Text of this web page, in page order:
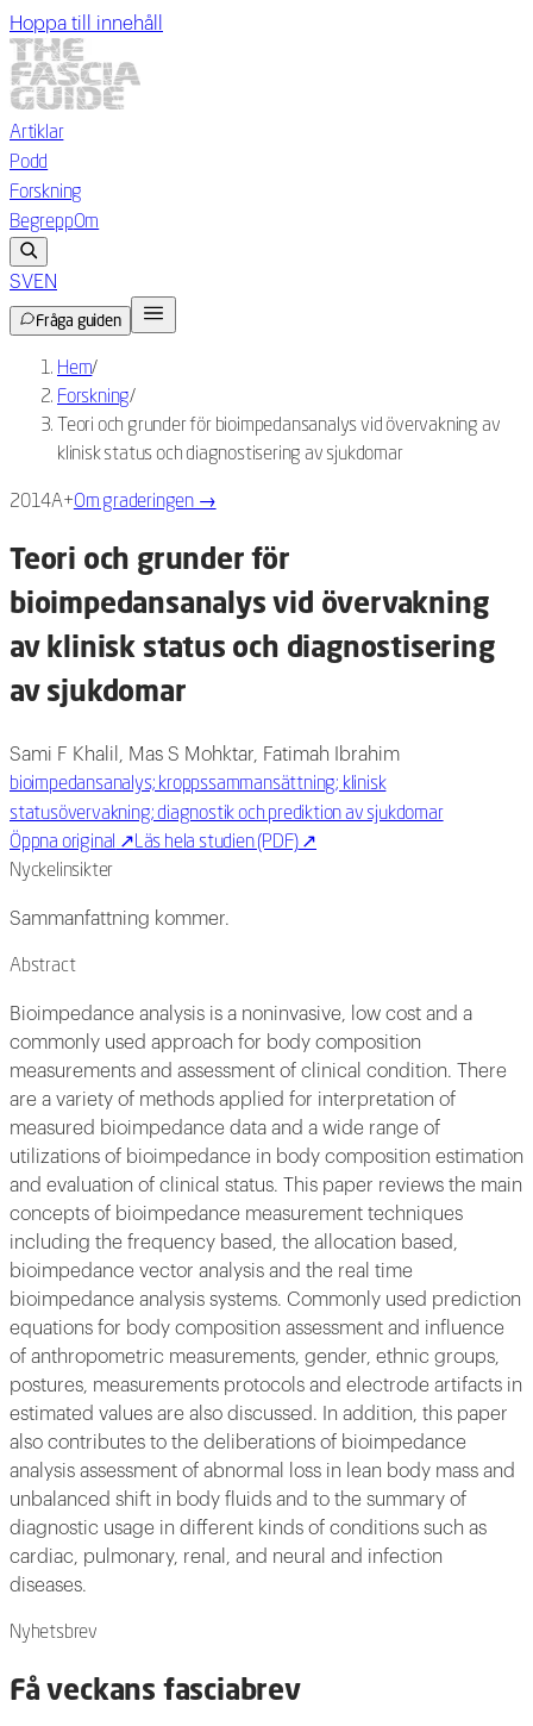
Hoppa till innehåll
Artiklar
Podd
Forskning
BegreppOm
SVEN
Fråga guiden
Hem/
Forskning/
Teori och grunder för bioimpedansanalys vid övervakning av
klinisk status och diagnostisering av sjukdomar
2014A+Om graderingen →
Teori och grunder för
bioimpedansanalys vid övervakning
av klinisk status och diagnostisering
av sjukdomar
Sami F Khalil, Mas S Mohktar, Fatimah Ibrahim
bioimpedansanalys; kroppssammansättning; klinisk
statusövervakning; diagnostik och prediktion av sjukdomar
Öppna original ↗Läs hela studien (PDF)↗
Nyckelinsikter
Sammanfattning kommer.
Abstract
Bioimpedance analysis is a noninvasive, low cost and a
commonly used approach for body composition
measurements and assessment of clinical condition. There
are a variety of methods applied for interpretation of
measured bioimpedance data and a wide range of
utilizations of bioimpedance in body composition estimation
and evaluation of clinical status. This paper reviews the main
concepts of bioimpedance measurement techniques
including the frequency based, the allocation based,
bioimpedance vector analysis and the real time
bioimpedance analysis systems. Commonly used prediction
equations for body composition assessment and influence
of anthropometric measurements, gender, ethnic groups,
postures, measurements protocols and electrode artifacts in
estimated values are also discussed. In addition, this paper
also contributes to the deliberations of bioimpedance
analysis assessment of abnormal loss in lean body mass and
unbalanced shift in body fluids and to the summary of
diagnostic usage in different kinds of conditions such as
cardiac, pulmonary, renal, and neural and infection
diseases.
Nyhetsbrev
Få veckans fasciabrev